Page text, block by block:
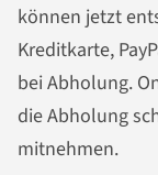
können jetzt
Kreditkarte,
bei Abholung.
die Abholung
mitnehmen.